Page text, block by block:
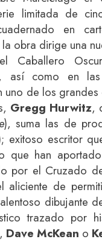
limitada de
en
obra dirige una
Caballero
así como en
uno de los
Gregg Hurwitz,
), suma las de
exitoso escritor
que han
por el Cruzado
aliciente de
dibujante
trazado por
, Dave McKean o